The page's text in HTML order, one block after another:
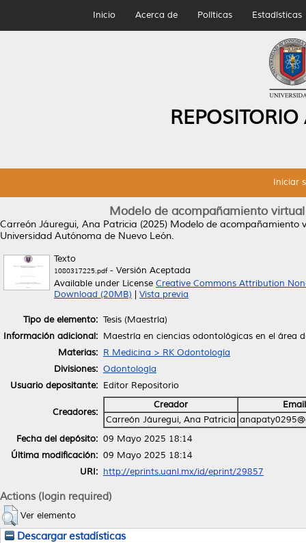
Inicio Acerca de Políticas Estadísticas
Iniciar
Modelo de acompañamiento
Carreón Jáuregui, Ana Patricia (2025) Modelo de acompañamiento
Universidad Autónoma de Nuevo León.
Texto
1080317225.pdf- Versión Aceptada
Available under License Creative Commons Attribution
Download (20MB)
Vista previa
Tipo de elemento: Tesis (Maestría)
Información adicional: Maestría en ciencias odontológicas en el área
Materias: R Medicina > RK Odontología
Divisiones: Odontología
Usuario depositante: Editor Repositorio
Creadores:
Creador
Email
Carreón Jáuregui, Ana Patricia
Fecha del depósito: 09 Mayo 2025 18:14
Última modificación: 09 Mayo 2025 18:14
URI: http://eprints.uanl.mx/id/eprint/29857
Actions (login required)
Ver elemento
Descargar estadísticas